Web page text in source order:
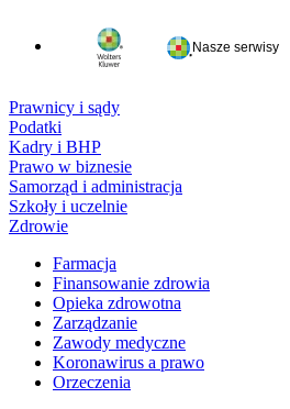
Nasze serwisy
Prawnicy i sądy
Podatki
Kadry i BHP
Prawo w biznesie
Samorząd i administracja
Szkoły i uczelnie
Zdrowie
Farmacja
Finansowanie zdrowia
Opieka zdrowotna
Zarządzanie
Zawody medyczne
Koronawirus a prawo
Orzeczenia